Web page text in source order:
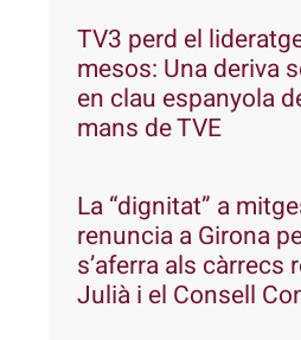
TV3 perd el
mesos: Una deriva
en clau espanyola
mans de TVE
La “dignitat” a
renuncia a Girona
s’aferra als càrrecs
Julià i el Consell